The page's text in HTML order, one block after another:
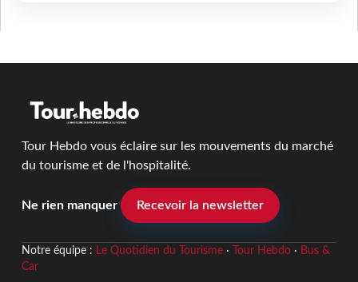
Tour Hebdo vous éclaire sur les mouvements du marché
du tourisme et de l'hospitalité.
Ne rien manquer Recevoir la newsletter
Notre équipe : Le Quotidien du Tourisme· Tour Hebdo· Bus &
Car